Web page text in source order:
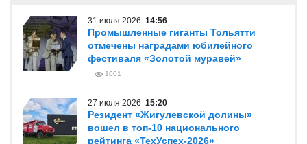
31 июля 2026 14:56
Промышленные гиганты Тольятти
отмечены наградами юбилейного
фестиваля «Золотой муравей»
1001
27 июля 2026 15:20
Резидент «Жигулевской долины»
вошел в топ-10 национального
рейтинга «ТехУспех-2026»